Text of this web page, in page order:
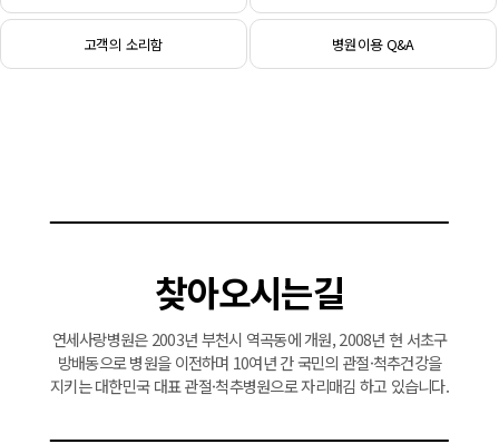
고객의 소리함 병원이용 Q&A
찾아오시는길
연세사랑병원은 2003년 부천시 역곡동에 개원, 2008년 현 서초구
방배동으로 병원을 이전하며 10여년 간 국민의 관절·척추건강을
지키는 대한민국 대표 관절·척추병원으로 자리매김 하고 있습니다.